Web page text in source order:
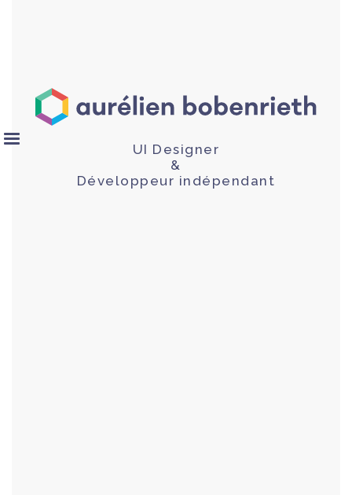
UI Designer
&
Développeur indépendant